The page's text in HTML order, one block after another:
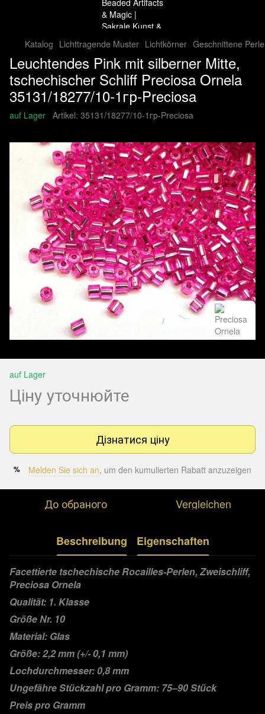
Katalog Lichttragende Muster Lichtkörner Geschnittene
Leuchtendes Pink mit silberner Mitte,
tschechischer Schliff Preciosa Ornela
35131/18277/10-1гр-Preciosa
auf Lager Artikel: 35131/18277/10-1гр-Preciosa
auf Lager
Ціну уточнюйте
Дізнатися ціну
% Melden Sie sich an, um den kumulierten Rabatt anzuzeigen
До обраного Vergleichen
Beschreibung Eigenschaften
Facettierte tschechische Rocailles-Perlen, Zweischliff,
Preciosa Ornela
Qualität: 1. Klasse
Größe Nr. 10
Material: Glas
Größe: 2,2 mm (+/- 0,1 mm)
Lochdurchmesser: 0,8 mm
Ungefähre Stückzahl pro Gramm: 75–90 Stück
Preis pro Gramm